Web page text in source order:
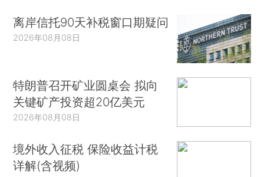
离岸信托90天补税窗口期疑问
2026年08月08日
特朗普召开矿业圆桌会 拟向
关键矿产投资超20亿美元
2026年08月08日
境外收入征税 保险收益计税
详解(含视频)